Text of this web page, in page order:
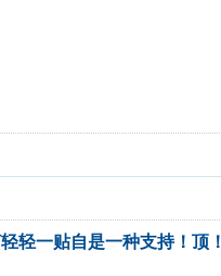
轻一贴自是一种支持！顶！